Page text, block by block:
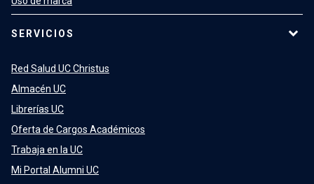
SERVICIOS
Red Salud UC Christus
Almacén UC
Librerías UC
Oferta de Cargos Académicos
Trabaja en la UC
Mi Portal Alumni UC